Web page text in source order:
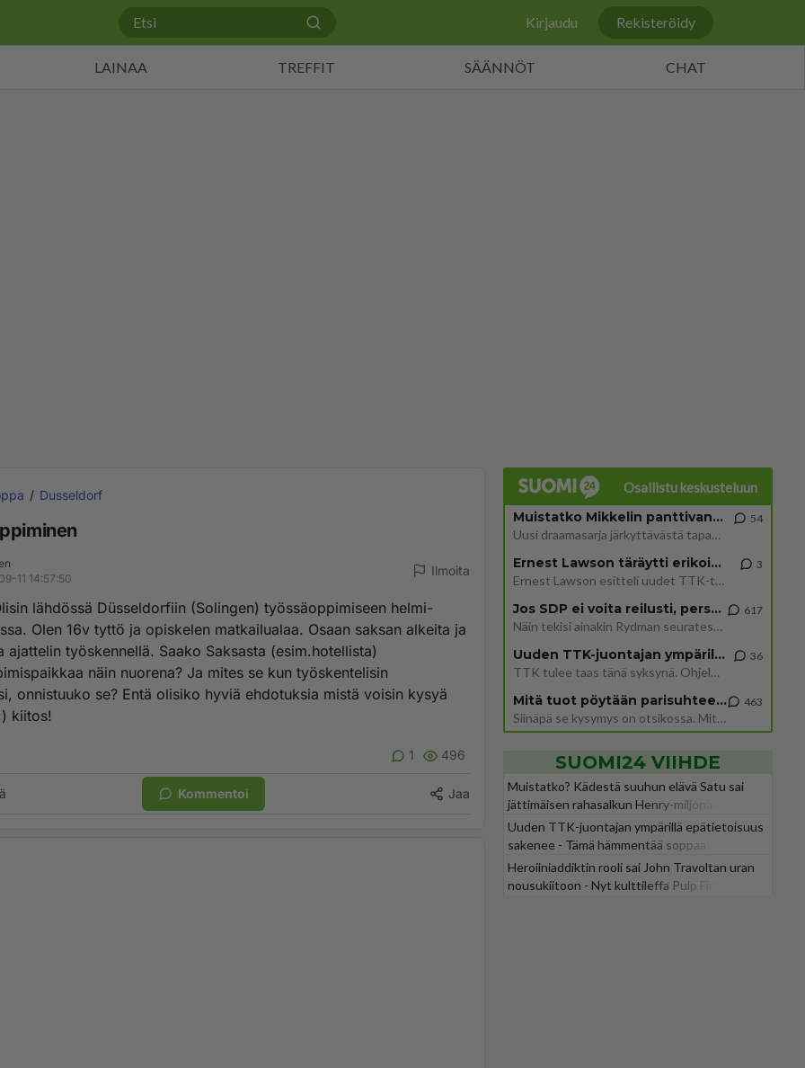
Kirjaudu Rekisteröidy
LAINAA TREFFIT SÄÄNNÖT CHAT
Dusseldorf
11 14:57:50
Ilmoita
lähdössä Düsseldorfiin (Solingen) työssäoppimiseen helmi-
Olen 16v tyttö ja opiskelen matkailualaa. Osaan saksan alkeita ja
ajattelin työskennellä. Saako Saksasta (esim.hotellista)
näin nuorena? Ja mites se kun työskentelisin
onnistuuko se? Entä olisiko hyviä ehdotuksia mistä voisin kysyä
kiitos!
1 496
Kommentoi Jaa
Osallistu keskusteluun
Muistatko Mikkelin panttivankidraaman?
Uusi draamasarja järkyttävästä tapauksesta on tulossa. Tositapahtumiin perustuva sarja ammentaa vuoden 1986 Mikkelin pan
54
Ernest Lawson täräytti erikoisen heiton TTK-lehdistötilaisuudessa: " Onko tässä tarkoituksena...?"
Ernest Lawson esitteli uudet TTK-tähtioppilaat ja opettajat torstaina 6.8. lehdistölle. Tulevalla kaudella on yksi hausk
3
Jos SDP ei voita reilusti, persut kumoavat demokratian Suomesta
Näin tekisi ainakin Rydman seuratessaan idolinsa Trumpin mallia https://www.is.fi/politiikka/art-2000012187244.html
617
Uuden TTK-juontajan ympärillä epätietoisuus sakenee - Nyt MTV hämmentää soppaa
TTK tulee taas tänä syksynä. Ohjelman uudet tähtioppilaat julkistetaan torstaina 6. elokuuta klo 14 alkavassa lehdistö
36
Mitä tuot pöytään parisuhteessa?
Siinäpä se kysymys on otsikossa. Mitäpä siis tuot/toisit pöytään parisuhteessa? Oletko mies vai nainen? Koetko sen mitä
463
SUOMI24 VIIHDE
Muistatko? Kädestä suuhun elävä Satu sai
jättimäisen rahasalkun Henry-miljonääriltä
Uuden TTK-juontajan ympärillä epätietoisuus
sakenee - Tämä hämmentää soppaa
Heroiiniaddiktin rooli sai John Travoltan uran
nousukiitoon - Nyt kulttileffa Pulp Fiction